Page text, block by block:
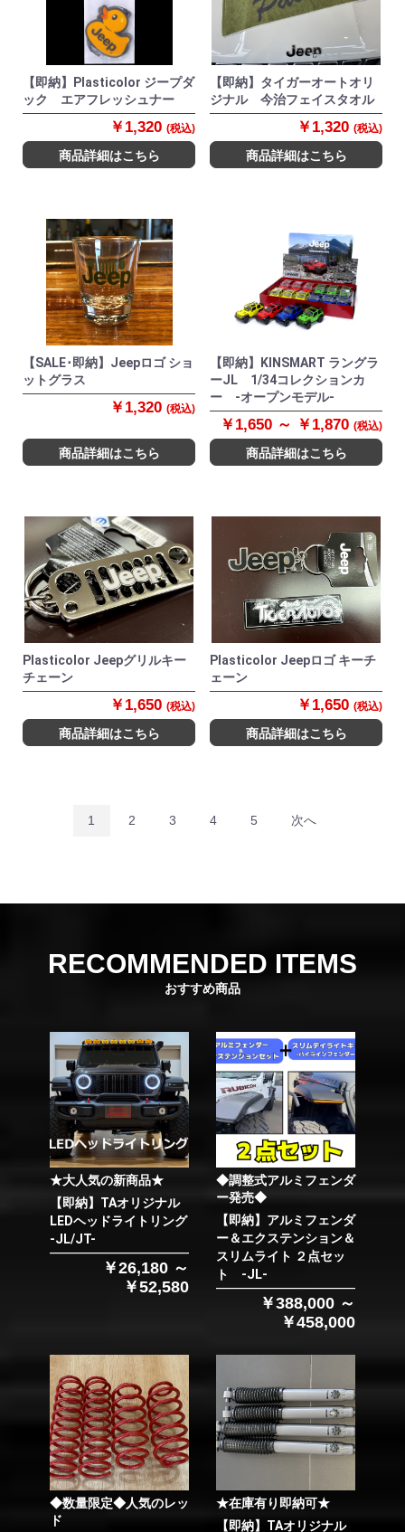
【即納】Plasticolor ジープダ
ック エアフレッシュナー
￥1,320 (税込)
商品詳細はこちら
【即納】タイガーオートオリ
ジナル 今治フェイスタオル
￥1,320 (税込)
商品詳細はこちら
【SALE･即納】Jeepロゴ ショ
ットグラス
￥1,320 (税込)
商品詳細はこちら
【即納】KINSMART ラングラ
ーJL 1/34コレクションカ
ー -オープンモデル-
￥1,650 ～ ￥1,870 (税込)
商品詳細はこちら
Plasticolor Jeepグリルキー
チェーン
￥1,650 (税込)
商品詳細はこちら
Plasticolor Jeepロゴ キーチ
ェーン
￥1,650 (税込)
商品詳細はこちら
1 2 3 4 5 次へ
RECOMMENDED ITEMS
おすすめ商品
★大人気の新商品★
【即納】TAオリジナル
LEDヘッドライトリング
-JL/JT-
￥26,180 ～
￥52,580
◆調整式アルミフェンダ
ー発売◆
【即納】アルミフェンダ
ー＆エクステンション＆
スリムライト ２点セッ
ト -JL-
￥388,000 ～
￥458,000
◆数量限定◆人気のレッ
ド
★在庫有り即納可★
【即納】TAオリジナル